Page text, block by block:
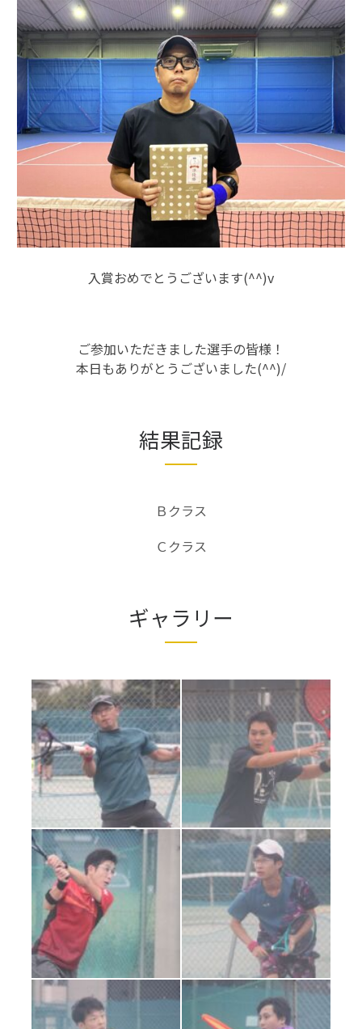
入賞おめでとうございます(^^)v
ご参加いただきました選手の皆様！
本日もありがとうございました(^^)/
結果記録
Ｂクラス
Ｃクラス
ギャラリー